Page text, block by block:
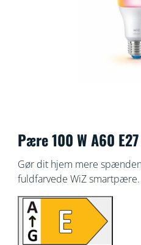
Pære 100 W A60 E27
Gør dit hjem mere
fuldfarvede WiZ smartpære.
skift mellem koldt og varmt
bogstaveligt talt mellem
personlig lysoplevelse.
ved hjælp af WiZ appen